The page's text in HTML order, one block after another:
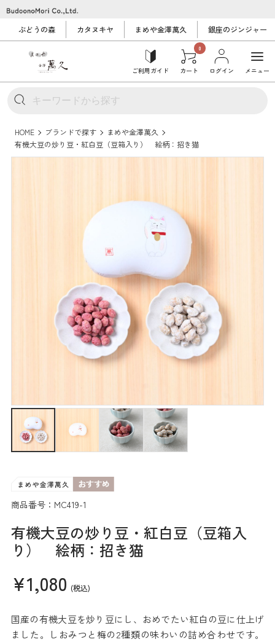
ぶどうの森 カタヌキヤ まめや金澤萬久 銀座のジンジャー
ご利用ガイド
0
カート ログイン メニュー
HOME ブランドで探す
まめや金澤萬久
有機大豆の炒り豆・紅白豆（豆箱入り） 絵柄：招き猫
商品番号：MC419-1
有機大豆の炒り豆・紅白豆（豆箱入
り） 絵柄：招き猫
¥1,080 (税込)
国産の有機大豆を炒り豆にし、おめでたい紅白の豆に仕上げ
ました。しおみつと梅の2種類の味わいの詰め合わせです。